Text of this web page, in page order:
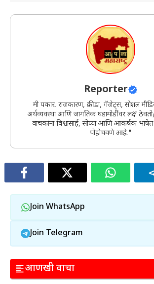
Reporter
मी पत्रकार. राजकारण, क्रीडा, गॅजेट्स, सोशल
अर्थव्यवस्था आणि जागतिक घडामोडींवर लक्ष
वाचकांना विश्वासार्ह, सोप्या आणि आकर्षक भाषेत
पोहोचवणे आहे."
Join WhatsApp
Join Telegram
आणखी वाचा